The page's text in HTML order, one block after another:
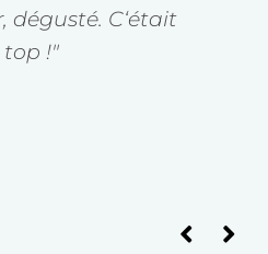
dégusté. C‘était
!"